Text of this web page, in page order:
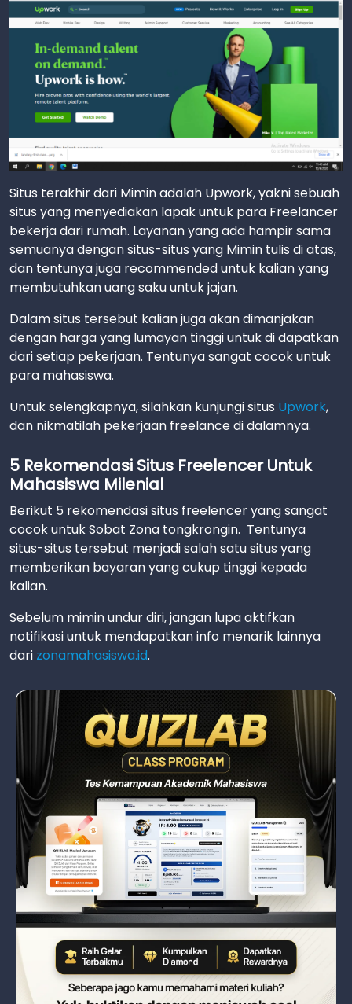
Situs terakhir dari Mimin adalah Upwork, yakni sebuah
situs yang menyediakan lapak untuk para Freelancer
bekerja dari rumah. Layanan yang ada hampir sama
semuanya dengan situs-situs yang Mimin tulis di atas,
dan tentunya juga recommended untuk kalian yang
membutuhkan uang saku untuk jajan.
Dalam situs tersebut kalian juga akan dimanjakan
dengan harga yang lumayan tinggi untuk di dapatkan
dari setiap pekerjaan. Tentunya sangat cocok untuk
para mahasiswa.
Untuk selengkapnya, silahkan kunjungi situs Upwork,
dan nikmatilah pekerjaan freelance di dalamnya.
5 Rekomendasi Situs Freelencer Untuk
Mahasiswa Milenial
Berikut 5 rekomendasi situs freelencer yang sangat
cocok untuk Sobat Zona tongkrongin. Tentunya
situs-situs tersebut menjadi salah satu situs yang
memberikan bayaran yang cukup tinggi kepada
kalian.
Sebelum mimin undur diri, jangan lupa aktifkan
notifikasi untuk mendapatkan info menarik lainnya
dari zonamahasiswa.id.